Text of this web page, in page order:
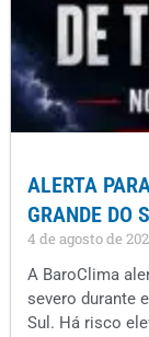
ALERTA
GRANDE DO
4 de agosto de
A BaroClima
severo durante
Sul. Há risco